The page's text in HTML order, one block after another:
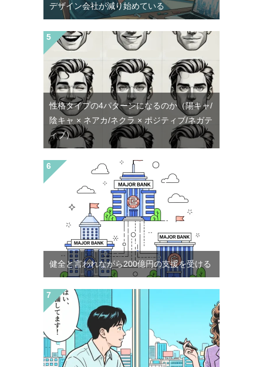
デザイン会社が減り始めている
性格タイプの4パターンになるのか（陽キャ/
陰キャ × ネアカ/ネクラ × ポジティブ/ネガテ
ィブ）
健全と言われながら200億円の支援を受ける